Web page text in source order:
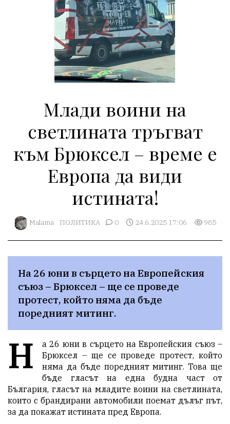
Млади воини на
светлината тръгват
към Брюксел – време е
Европа да види
истината!
Malama ПОЛИТИКА 0 24.6.2025 17:06 985
На 26 юни в сърцето на Европейския
съюз – Брюксел – ще се проведе
протест, който няма да бъде
поредният митинг.
Н
а 26 юни в сърцето на Европейския съюз –
Брюксел – ще се проведе протест, който
няма да бъде поредният митинг. Това ще
бъде гласът на една будна част от
България, гласът на младите воини на светлината,
които с брандирани автомобили поемат дълъг път,
за да покажат истината пред Европа.